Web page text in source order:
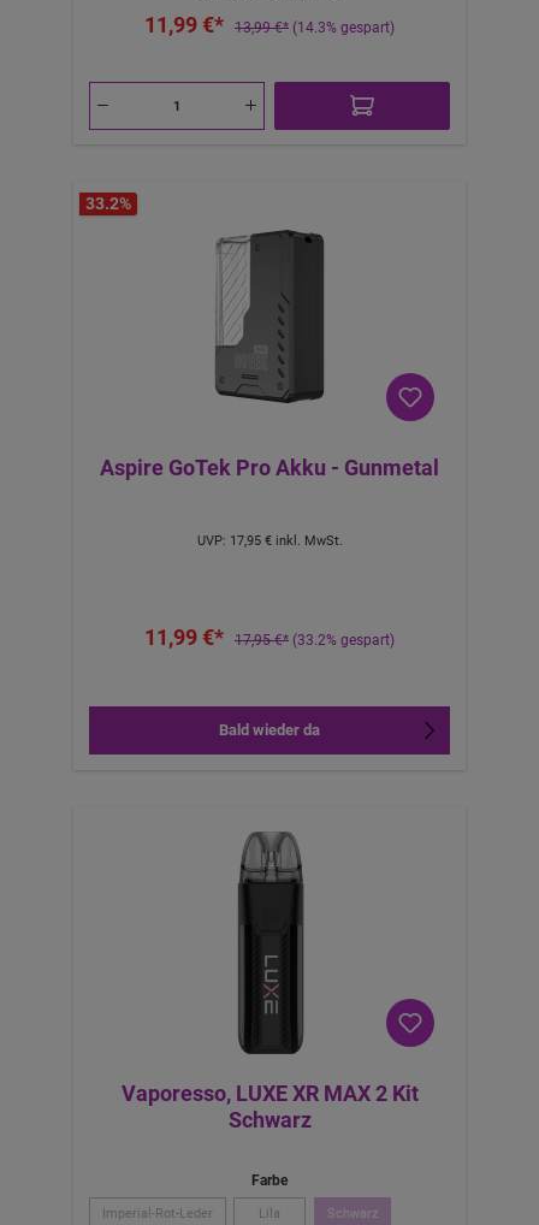
11,99 €* 13,99 €* (14.3% gespart)
33.2%
Aspire GoTek Pro Akku - Gunmetal
UVP: 17,95 € inkl. MwSt.
11,99 €* 17,95 €* (33.2% gespart)
Bald wieder da
Vaporesso, LUXE XR MAX 2 Kit
Schwarz
Farbe
Imperial-Rot-Leder Lila Schwarz